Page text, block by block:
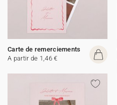
Carte de remerciements
A partir de 1,46 €